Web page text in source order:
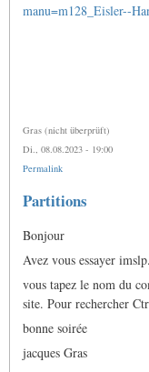
manu=m128_Eisler--
Gras (nicht überprüft)
Di., 08.08.2023 - 19:00
Permalink
Partitions
Bonjour
Avez vous essayer
vous tapez le nom du
site. Pour rechercher
bonne soirée
jacques Gras